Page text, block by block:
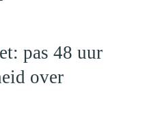
pas 48 uur
over